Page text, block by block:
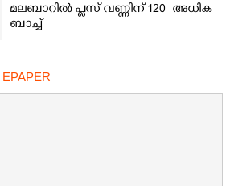
മലബാറിൽ പ്ലസ് വണ്ണിന് 120 അധിക
ബാച്ച്
EPAPER